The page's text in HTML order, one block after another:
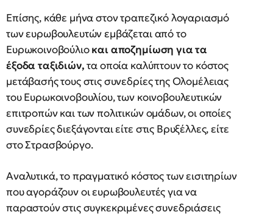
Επίσης, κάθε μήνα στον τραπεζικό λογαριασμό
των ευρωβουλευτών εμβάζεται από το
Ευρωκοινοβούλιοκαι αποζημίωση για τα
έξοδα ταξιδιών,τα οποία καλύπτουν το κόστος
μετάβασής τους στις συνεδρίες της Ολομέλειας
του Ευρωκοινοβουλίου, των κοινοβουλευτικών
επιτροπών και των πολιτικών ομάδων, οι οποίες
συνεδρίες διεξάγονται είτε στις Βρυξέλλες, είτε
στο Στρασβούργο.
Αναλυτικά, το πραγματικό κόστος των εισιτηρίων
που αγοράζουν οι ευρωβουλευτές για να
παραστούν στις συγκεκριμένες συνεδριάσεις